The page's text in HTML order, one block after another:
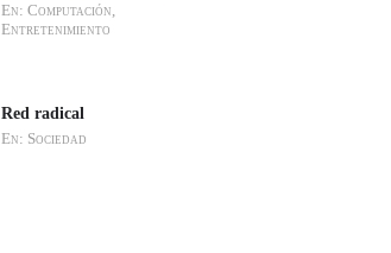
En: Computación,
Entretenimiento
Red radical
En: Sociedad